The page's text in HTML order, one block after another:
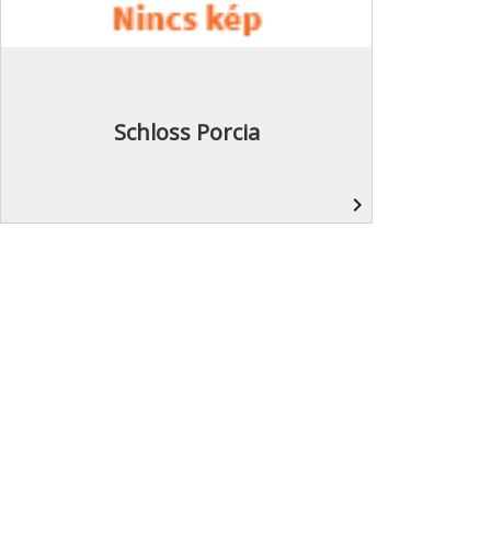
Schloss Porcia
navigate_next